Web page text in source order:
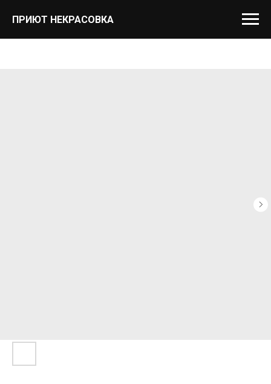
ПРИЮТ НЕКРАСОВКА